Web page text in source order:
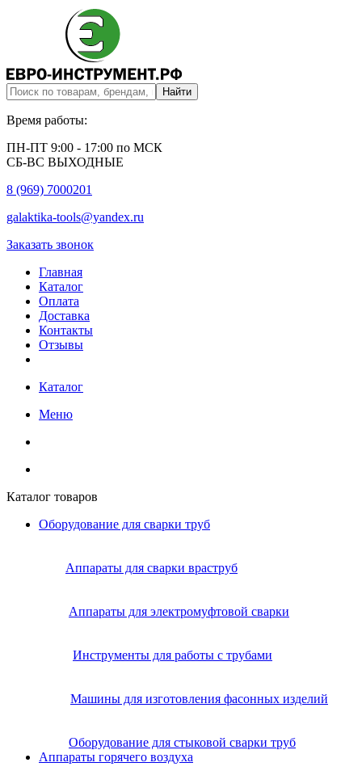
Время работы:
ПН-ПТ 9:00 - 17:00 по МСК
СБ-ВС ВЫХОДНЫЕ
8 (969) 7000201
galaktika-tools@yandex.ru
Заказать звонок
Главная
Каталог
Оплата
Доставка
Контакты
Отзывы
Каталог
Меню
Каталог товаров
Оборудование для сварки труб
Аппараты для сварки враструб
Аппараты для электромуфтовой сварки
Инструменты для работы с трубами
Машины для изготовления фасонных изделий
Оборудование для стыковой сварки труб
Аппараты горячего воздуха